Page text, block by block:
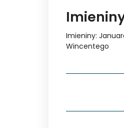
Imieniny:
Wincentego